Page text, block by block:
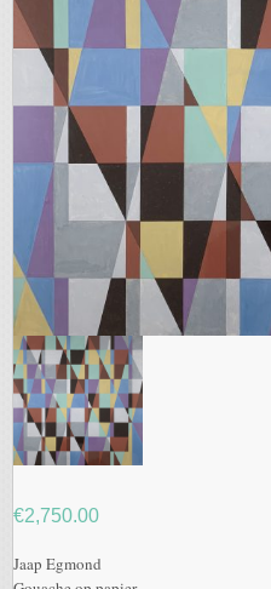
€2,750.00
Jaap Egmond